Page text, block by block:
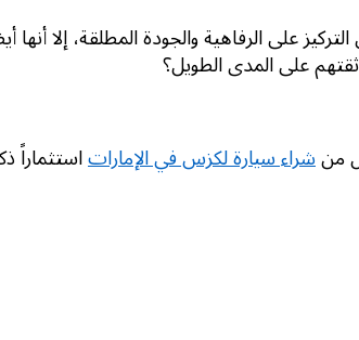
على الرفاهية والجودة المطلقة، إلا
على المدى الطويل؟
منشراء سيارة لكزس في الإماراتاستثماراً